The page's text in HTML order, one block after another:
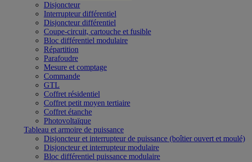
Disjoncteur
Interrupteur différentiel
Disjoncteur différentiel
Coupe-circuit, cartouche et fusible
Bloc différentiel modulaire
Répartition
Parafoudre
Mesure et comptage
Commande
GTL
Coffret résidentiel
Coffret petit moyen tertiaire
Coffret étanche
Photovoltaïque
Tableau et armoire de puissance
Disjoncteur et interrupteur de puissance (boîtier ouvert et moulé)
Disjoncteur et interrupteur modulaire
Bloc différentiel puissance modulaire